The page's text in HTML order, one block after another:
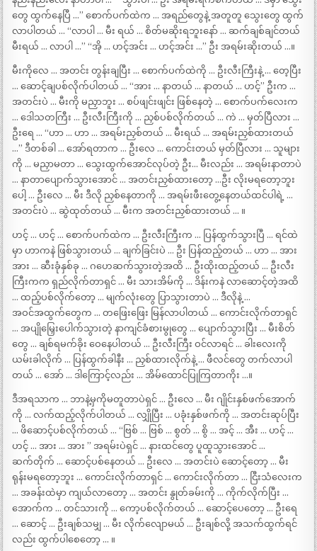
တွေ ထွက်နေပြီ …” စောက်ပက်ထဲက … အရည်တွေနဲ့ အတူတူ သွေးတွေ ထွက်
လာပါတယ် … “လာပါ … မီး ရယ် … စိတ်မဆိုးရဘူးနော် … ဆက်ချစ်ချင်တယ်
မီးရယ် … လာပါ …” “အို … ဟင့်အင်း … ဟင့်အင်း …” ဦး အရမ်းဆိုးတယ် …။
မီးကိုလေ … အတင်း တွန်းချပြီး … စောက်ပက်ထဲကို … ဦးလီးကြီးနဲ့ … တေ့ပြီး
… ဆောင့်ချပစ်လိုက်ပါတယ် … “အား … နာတယ် … နာတယ် … ဟင့်” ဦးက …
အတင်းပဲ … မီးကို မညှာဘူး … စပ်ဖျင်းဖျင်း ဖြစ်နေတဲ့ … စောက်ပက်လေးက
… ဒေါသတကြီး … ဦးလီးကြီးကို … ညှစ်ပစ်လိုက်တယ် … ကဲ … မှတ်ပြီလား …
ဦးရေ … “ဟာ … ဟာ … အရမ်းညှစ်တယ် … မီးရယ် … အရမ်းညှစ်ထားတယ်
…” ဒီတစ်ခါ … အော်ရတာက … ဦးလေ … ကောင်းတယ် မှတ်ပြီလား … သူများ
ကို … မညှာမတာ … သွေးထွက်အောင်လုပ်တဲ့ ဦး… မီးလည်း … အရမ်းနာတာပဲ
… နာတာပျောက်သွားအောင် … အတင်းညှစ်ထားတော့ …ဦး လိုးမရတော့ဘူး
ပေါ့ … ဦးလေ … မီး ဒီလို ညှစ်နေတာကို … အရမ်းဖီးတွေ့နေတယ်ထင်ပါရဲ့ …
အတင်းပဲ … ဆွဲထုတ်တယ် … မီးက အတင်းညှစ်ထားတယ် … ။
ဟင့် … ဟင့် … စောက်ပက်ထဲက … ဦးလီးကြီးက … ပြန်ထွက်သွားပြီ … ရင်ထဲ
မှာ ဟာကနဲ ဖြစ်သွားတယ် … ချက်ခြင်းပဲ … ဦး ပြန်ထည့်တယ် … ဟာ … အား
အား … ဆီးခုံနှစ်ခု … ဂဟေဆက်သွားတဲ့အထိ … ဦးထိုးထည့်တယ် … ဦးလီး
ကြီးကက ရှည်လိုက်တာရှင် … မီး သားအိမ်ကို … ဒိန်းကနဲ လာဆောင့်တဲ့အထိ
… ထည့်ပစ်လိုက်တော့ … မျက်လုံးတွေ ပြာသွားတာပဲ … ဒီလိုနဲ့ …
အဝင်အထွက်တွေက … တဖြေးဖြေး မြန်လာပါတယ် … ကောင်းလိုက်တာရှင်
… အပျိုမြှေးပေါက်သွားတဲ့ နာကျင်ခံစားမွုတွေ … ပျောက်သွားပြီး … မီးစိတ်
တွေ … ချစ်ရမက်ခိုး ဝေနေပါတယ် … ဦးလီးကြီး ဝင်လာရင် … ခါးလေးကို
ယမ်းခါလိုက် … ပြန်ထွက်ခါနီး … ညှစ်ထားလိုက်နဲ့ … ဖီလင်တွေ တက်လာပါ
တယ် … အော် … ဒါကြောင့်လည်း … အိမ်ထောင်ပြုကြတာကိုး …။
ဒီအရသာက … ဘာနဲ့မှကိုမတူတာပဲရှင် … ဦးလေ … မီး ဂျိုင်းနှစ်ဖက်အောက်
ကို … လက်ထည့်လိုက်ပါတယ် … လျှိုပြီး … ပခုံးနှစ်ဖက်ကို … အတင်းဆုပ်ပြီး
… ဖိဆောင့်ပစ်လိုက်တယ် … “ဗြစ် … ဗြစ် … စွတ် … စွိ … အင့် … အီး … ဟင့် …
ဟင့် … အား … အား ” အရမ်းပဲရှင် … နားထင်တွေ ပူထူသွားအောင် …
ဆက်တိုက် … ဆောင့်ပစ်နေတယ် … ဦးလေ … အတင်းပဲ ဆောင့်တော့ … မီး
ရုန်းမရတော့ဘူး … ကောင်းလိုက်တာရှင် … ကောင်းလိုက်တာ … ငြီးသံလေးက
… အခန်းထဲမှာ ကျယ်လာတော့ … အတင်း နွုတ်ခမ်းကို … ကိုက်လိုက်ပြီး …
အောက်က … တင်သားကို … ကော့ပစ်လိုက်တယ် … ဆောင့်ပေတော့ … ဦးရေ
… ဆောင့် … ဦးချစ်သမျှ … မီး လိုက်လျောမယ် … ဦးချစ်လို့ အသက်ထွက်ရင်
လည်း ထွက်ပါစေတော့ … ။